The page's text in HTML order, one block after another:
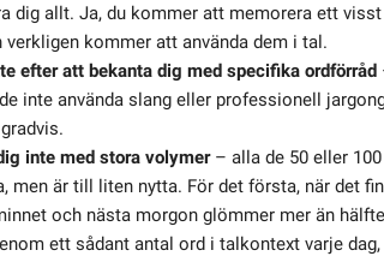
dig allt. Ja, du kommer att memorera ett
verkligen kommer att använda dem i tal.
efter att bekanta dig med specifika ordförråd
inte använda slang eller professionell
inte med stora volymer– alla de 50 eller
men är till liten nytta. För det första, när det
och nästa morgon glömmer mer än
ett sådant antal ord i talkontext varje